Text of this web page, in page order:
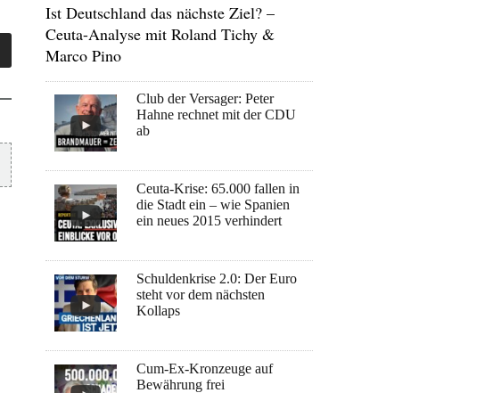
Ist Deutschland das nächste Ziel? –
Ceuta-Analyse mit Roland Tichy &
Marco Pino
Club der Versager: Peter
Hahne rechnet mit der CDU
ab
Ceuta-Krise: 65.000 fallen in
die Stadt ein – wie Spanien
ein neues 2015 verhindert
Schuldenkrise 2.0: Der Euro
steht vor dem nächsten
Kollaps
Cum-Ex-Kronzeuge auf
Bewährung frei